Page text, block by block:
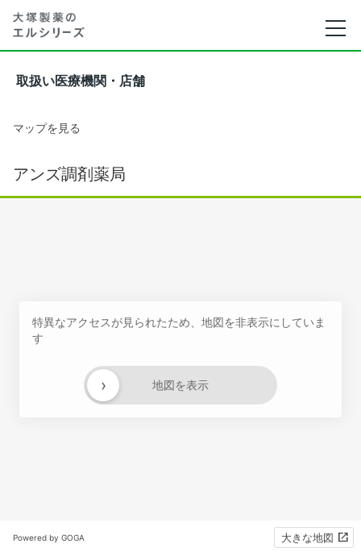
取扱い医療機関・店舗
マップを見る
アンズ調剤薬局
特異なアクセスが見られたため、地図を非表示にしていま
す
地図を表示
›
Powered by GOGA 大きな地図